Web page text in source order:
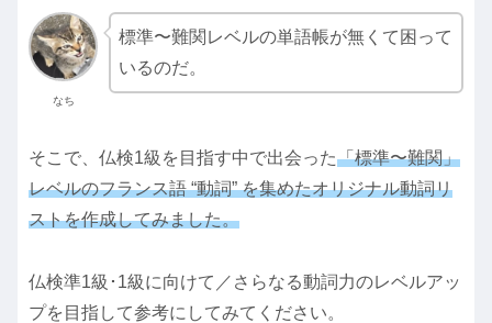
なち
標準〜難関レベルの単語帳が無くて困って
いるのだ。
そこで、仏検1級を目指す中で出会った「標準〜難関」
レベルのフランス語 “動詞” を集めたオリジナル動詞リ
ストを作成してみました。
仏検準1級･1級に向けて／さらなる動詞力のレベルアッ
プを目指して参考にしてみてください。